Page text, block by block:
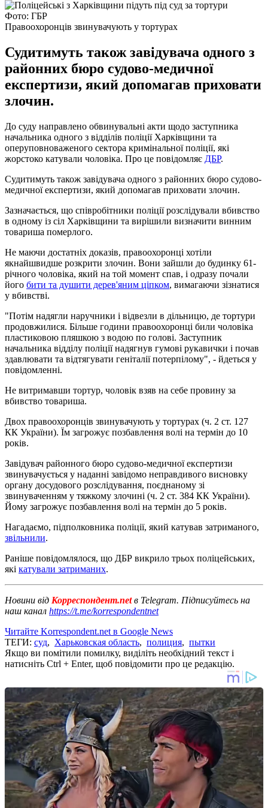
Фото: ГБР
Правоохоронців звинувачують у тортурах
Судитимуть також завідувача одного з
районних бюро судово-медичної
експертизи, який допомагав приховати
злочин.
До суду направлено обвинувальні акти щодо заступника
начальника одного з відділів поліції Харківщини та
оперуповноваженого сектора кримінальної поліції, які
жорстоко катували чоловіка. Про це повідомляє ДБР.
Судитимуть також завідувача одного з районних бюро судово-
медичної експертизи, який допомагав приховати злочин.
Зазначається, що співробітники поліції розслідували вбивство
в одному із сіл Харківщини та вирішили визначити винним
товариша померлого.
Не маючи достатніх доказів, правоохоронці хотіли
якнайшвидше розкрити злочин. Вони зайшли до будинку 61-
річного чоловіка, який на той момент спав, і одразу почали
його бити та душити дерев'яним ціпком, вимагаючи зізнатися
у вбивстві.
"Потім надягли наручники і відвезли в дільницю, де тортури
продовжилися. Більше години правоохоронці били чоловіка
пластиковою пляшкою з водою по голові. Заступник
начальника відділу поліції надягнув гумові рукавички і почав
здавлювати та відтягувати геніталії потерпілому", - йдеться у
повідомленні.
Не витримавши тортур, чоловік взяв на себе провину за
вбивство товариша.
Двох правоохоронців звинувачують у тортурах (ч. 2 ст. 127
КК України). Їм загрожує позбавлення волі на термін до 10
років.
Завідувач районного бюро судово-медичної експертизи
звинувачується у наданні завідомо неправдивого висновку
органу досудового розслідування, поєднаному зі
звинуваченням у тяжкому злочині (ч. 2 ст. 384 КК України).
Йому загрожує позбавлення волі на термін до 5 років.
Нагадаємо, підполковника поліції, який катував затриманого,
звільнили.
Раніше повідомлялося, що ДБР викрило трьох поліцейських,
які катували затриманих.
Новини від Корреспондент.netв Telegram. Підписуйтесь на
наш канал https://t.me/korrespondentnet
Читайте Korrespondent.net в Google News
ТЕГИ: суд, Харьковская область, полиция, пытки
Якщо ви помітили помилку, виділіть необхідний текст і
натисніть Ctrl + Enter, щоб повідомити про це редакцію.